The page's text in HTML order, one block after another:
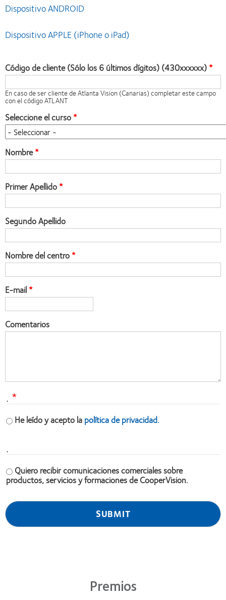
Dispositivo ANDROID
Dispositivo APPLE (iPhone o iPad)
Código de cliente (Sólo los 6 últimos dígitos) (430xxxxxx)
En caso de ser cliente de Atlanta Vision (Canarias) completar este campo
con el código ATLANT
Seleccione el curso
Nombre
Primer Apellido
Segundo Apellido
Nombre del centro
E-mail
Comentarios
.
He leído y acepto lapolítica de privacidad.
.
Quiero recibir comunicaciones comerciales sobre
productos, servicios y formaciones de CooperVision.
Premios